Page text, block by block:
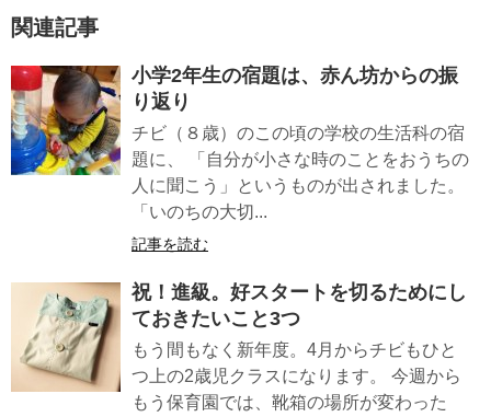
関連記事
小学2年生の宿題は、赤ん坊からの振
り返り
チビ（８歳）のこの頃の学校の生活科の宿
題に、 「自分が小さな時のことをおうちの
人に聞こう」というものが出されました。
「いのちの大切...
記事を読む
祝！進級。好スタートを切るためにし
ておきたいこと3つ
もう間もなく新年度。4月からチビもひと
つ上の2歳児クラスになります。 今週から
もう保育園では、靴箱の場所が変わった